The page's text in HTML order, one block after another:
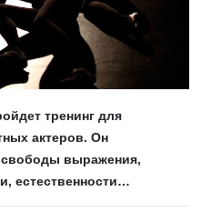
тренинг для
актеров. Он
свободы выражения,
естественности…